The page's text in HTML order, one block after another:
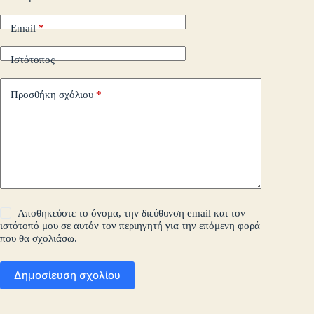
Email*
Ιστότοπος
Προσθήκη σχόλιου *
Αποθηκεύστε το όνομα, την διεύθυνση email και τον
ιστότοπό μου σε αυτόν τον περιηγητή για την επόμενη φορά
που θα σχολιάσω.
Δημοσίευση σχολίου